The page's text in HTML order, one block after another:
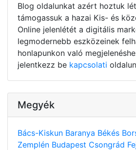
Blog oldalunkat azért hoztuk
támogassuk a hazai Kis- és
Online jelenlétét a digitális
legmodernebb eszközeinek
honlapunkon való
jelentkezz be kapcsolati
Megyék
Bács-Kiskun Baranya Békés
Zemplén Budapest Csongrád